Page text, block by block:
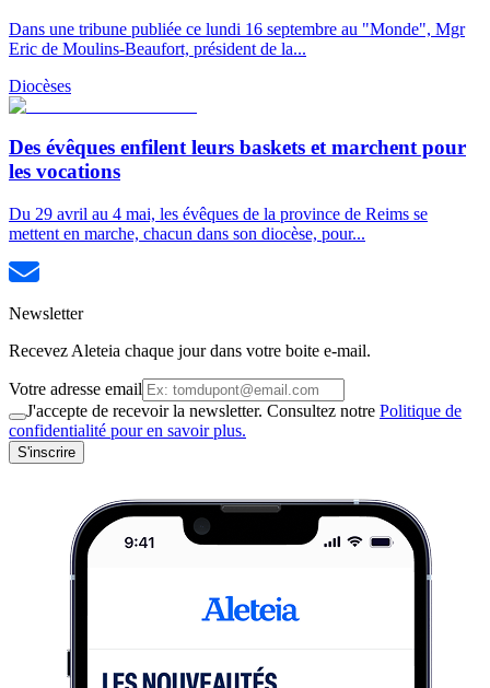
Dans une tribune publiée ce lundi 16 septembre au "Monde", Mgr
Eric de Moulins-Beaufort, président de la...
Diocèses
Des évêques enfilent leurs baskets et marchent pour
les vocations
Du 29 avril au 4 mai, les évêques de la province de Reims se
mettent en marche, chacun dans son diocèse, pour...
Newsletter
Recevez Aleteia chaque jour dans votre boite e-mail.
Votre adresse email
J'accepte de recevoir la newsletter. Consultez notre Politique de
confidentialité pour en savoir plus.
S'inscrire